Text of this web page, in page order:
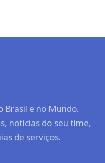
Brasil e no Mundo.
notícias do seu time,
de serviços.